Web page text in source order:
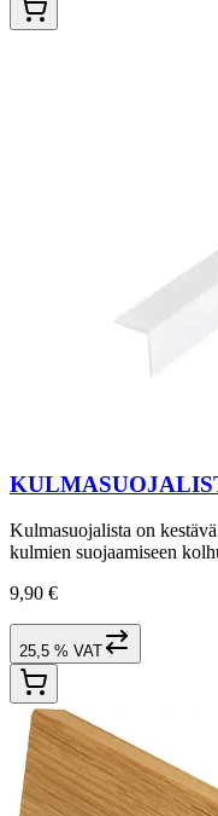
Kulmasuojalista on
kulmien suojaamiseen
9,90 €
25,5 % VAT